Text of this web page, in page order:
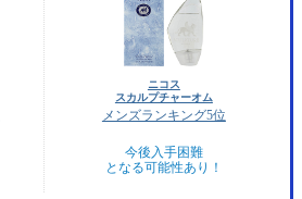
ニコス
スカルプチャーオム
メンズランキング5位
今後入手困難
となる可能性あり！